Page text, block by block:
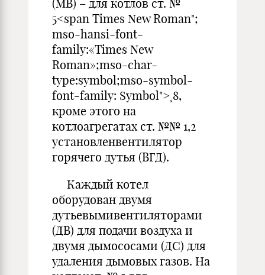
(МВ) – для котлов ст. №
5<span Times New Roman";
mso-hansi-font-
family:«Times New
Roman»;mso-char-
type:symbol;mso-symbol-
font-family: Symbol">¸8,
кроме этого на
котлоагрегатах ст. №№ 1,2
установленвентилятор
горячего дутья (ВГД).
Каждый котел
оборудован двумя
дутьевымивентиляторами
(ДВ) для подачи воздуха и
двумя дымососами (ДС) для
удаления дымовых газов. На